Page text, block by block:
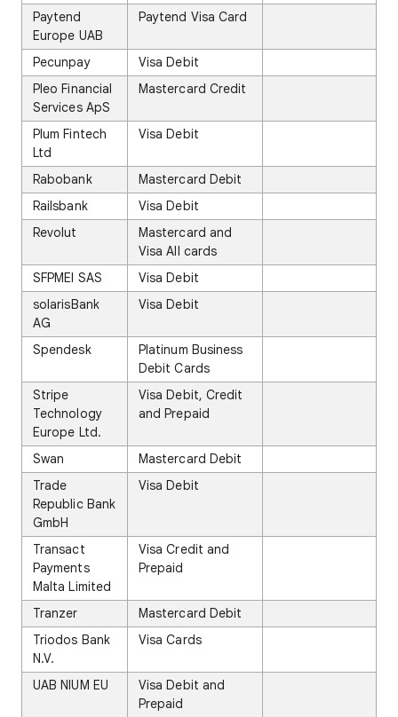
Paytend
Europe UAB
Paytend Visa Card
Pecunpay
Visa Debit
Pleo Financial
Services ApS
Mastercard Credit
Plum Fintech
Ltd
Visa Debit
Rabobank
Mastercard Debit
Railsbank
Visa Debit
Revolut
Mastercard and
Visa All cards
SFPMEI SAS
Visa Debit
solarisBank
AG
Visa Debit
Spendesk
Platinum Business
Debit Cards
Stripe
Technology
Europe Ltd.
Visa Debit, Credit
and Prepaid
Swan
Mastercard Debit
Trade
Republic Bank
GmbH
Visa Debit
Transact
Payments
Malta Limited
Visa Credit and
Prepaid
Tranzer
Mastercard Debit
Triodos Bank
N.V.
Visa Cards
UAB NIUM EU
Visa Debit and
Prepaid